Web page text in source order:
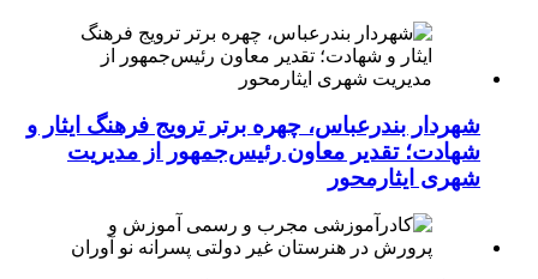
شهردار بندرعباس، چهره برتر ترویج فرهنگ ایثار و
شهادت؛ تقدیر معاون رئیس‌جمهور از مدیریت
شهری ایثارمحور